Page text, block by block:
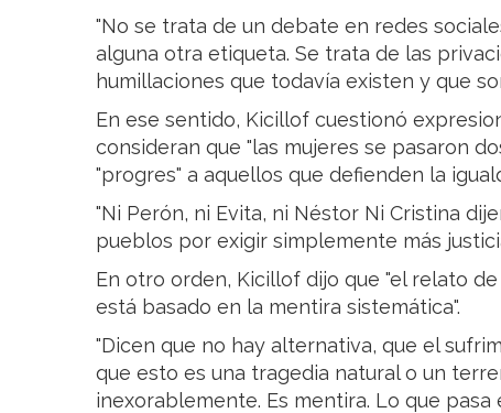
"No se trata de un debate en redes
alguna otra etiqueta. Se trata de las
humillaciones que todavía existen y que
En ese sentido, Kicillof cuestionó
consideran que "las mujeres se pasaron
"progres" a aquellos que defienden la
"Ni Perón, ni Evita, ni Néstor Ni Cristina
pueblos por exigir simplemente más
En otro orden, Kicillof dijo que "el relato
está basado en la mentira sistemática".
"Dicen que no hay alternativa, que el
que esto es una tragedia natural o un
inexorablemente. Es mentira. Lo que